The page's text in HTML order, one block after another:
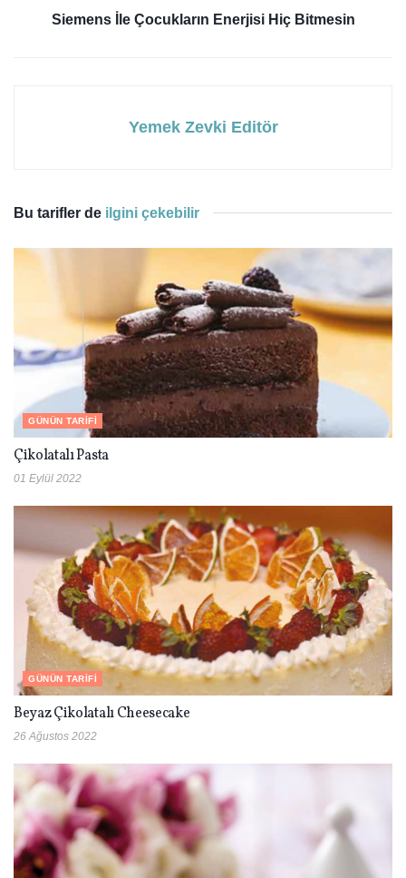
Siemens İle Çocukların Enerjisi Hiç Bitmesin
Yemek Zevki Editör
Bu tarifler de ilgini çekebilir
GÜNÜN TARIFI
Çikolatalı Pasta
01 Eylül 2022
GÜNÜN TARIFI
Beyaz Çikolatalı Cheesecake
26 Ağustos 2022